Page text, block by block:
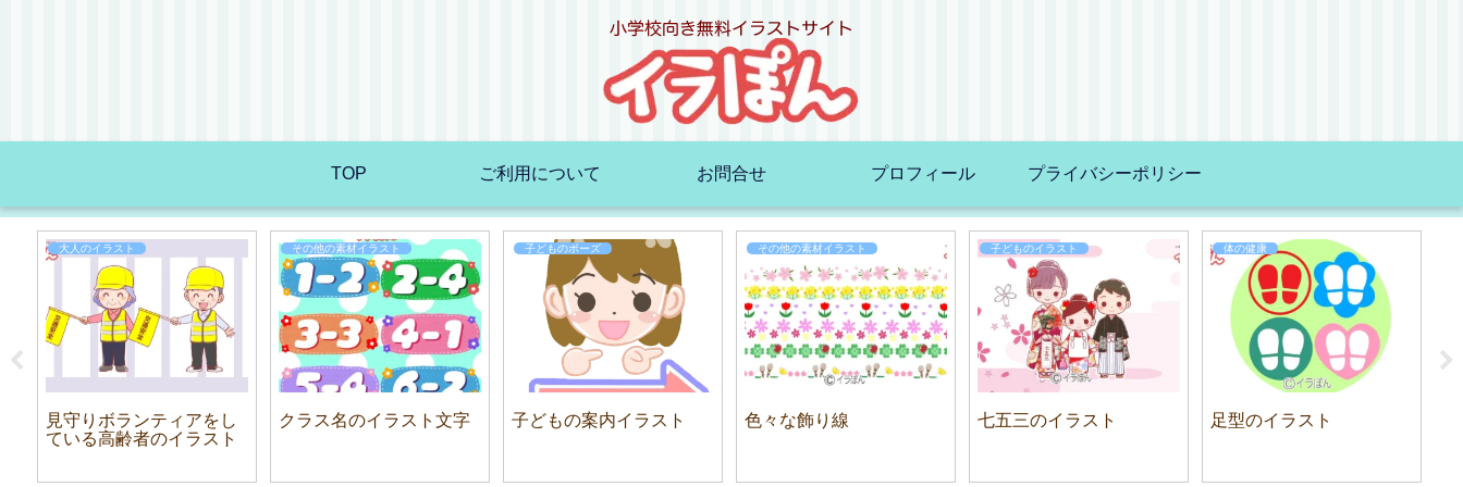
TOP ご利用について お問合せ プロフィール プライバシーポリシー
大人のイラスト
見守りボランティアをし
ている高齢者のイラスト
その他の素材イラスト
クラス名のイラスト文字
子どものポーズ
子どもの案内イラスト
その他の素材イラスト
色々な飾り線
子どものイラスト
七五三のイラスト
体の健康
足型のイラスト